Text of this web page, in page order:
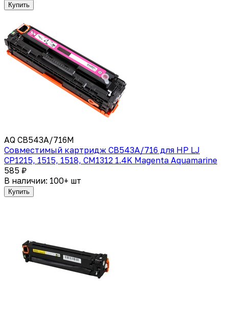
Купить
AQ CB543A/716M
Совместимый картридж CB543A/716 для HP LJ
CP1215, 1515, 1518, CM1312 1.4K Magenta Aquamarine
585 ₽
В наличии: 100+ шт
Купить